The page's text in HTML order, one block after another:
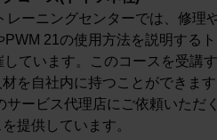
レーニングセンターでは、修理
21の使用方法を説明する
しています。このコースを受講
を自社内に持つことができま
ービス代理店にご依頼いただ
提供しています。